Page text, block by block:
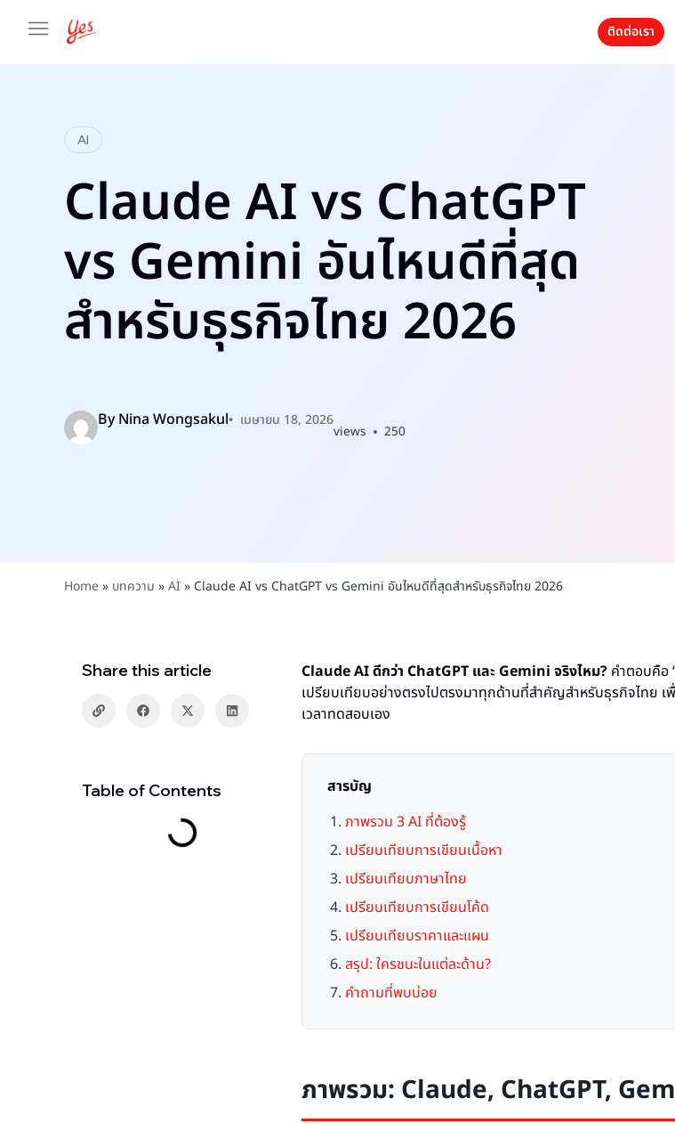
ติดต่อเรา
AI
Claude AI vs ChatGPT
vs Gemini อันไหนดีที่สุด
สำหรับธุรกิจไทย 2026
ByNina Wongsakul เมษายน 18, 2026
views 250
Home» บทความ »AI » Claude AI vs ChatGPT vs Gemini อันไหนดีที่สุดสำหรับธุรกิจไทย 2026
Share this article
Table of Contents
Claude AI ดีกว่า ChatGPT และ Gemini จริงไหม?คำตอบคือ
เปรียบเทียบอย่างตรงไปตรงมาทุกด้านที่สำคัญสำหรับธุรกิจไทย เ
เวลาทดสอบเอง
สารบัญ
ภาพรวม 3 AI ที่ต้องรู้
เปรียบเทียบการเขียนเนื้อหา
เปรียบเทียบภาษาไทย
เปรียบเทียบการเขียนโค้ด
เปรียบเทียบราคาและแผน
สรุป: ใครชนะในแต่ละด้าน?
คำถามที่พบบ่อย
ภาพรวม: Claude, ChatGPT,